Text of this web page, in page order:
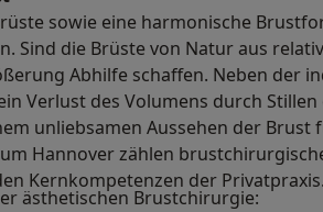
sowie eine harmonische
Sind die Brüste von Natur aus
Abhilfe schaffen. Neben der
Verlust des Volumens durch
unliebsamen Aussehen der Brust
Hannover zählen
Kernkompetenzen der Privatpraxis.
ästhetischen Brustchirurgie: